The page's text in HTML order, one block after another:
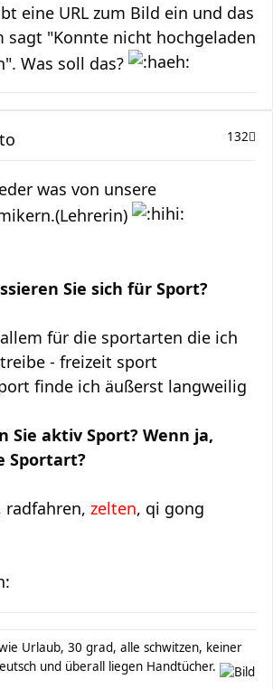
eine URL zum Bild ein und das
sagt "Konnte nicht hochgeladen
Was soll das?
132
was von unsere
Sie sich für Sport?
für die sportarten die ich
- freizeit sport
finde ich äußerst langweilig
Sie aktiv Sport? Wenn ja,
Sportart?
radfahren, zelten, qi gong
Urlaub, 30 grad, alle schwitzen, keiner
und überall liegen Handtücher.